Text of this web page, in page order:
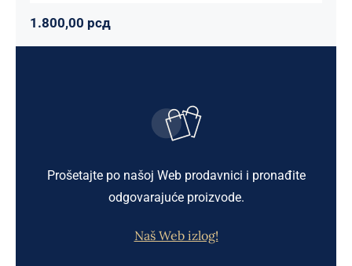
1.800,00 рсд
Prošetajte po našoj Web prodavnici i pronađite
odgovarajuće proizvode.
Naš Web izlog!